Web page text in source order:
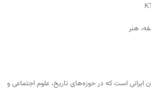
، هنر
ایرانی است که در حوزه‌های تاریخ، علوم اجتماعی و